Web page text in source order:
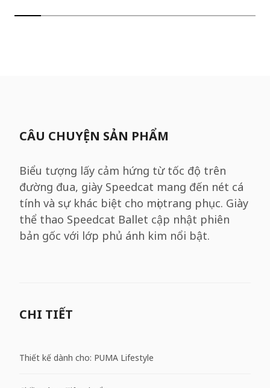
CÂU CHUYỆN SẢN PHẨM
Biểu tượng lấy cảm hứng từ tốc độ trên
đường đua, giày Speedcat mang đến nét cá
tính và sự khác biệt cho mọi trang phục. Giày
thể thao Speedcat Ballet cập nhật phiên
bản gốc với lớp phủ ánh kim nổi bật.
CHI TIẾT
Thiết kế dành cho: PUMA Lifestyle